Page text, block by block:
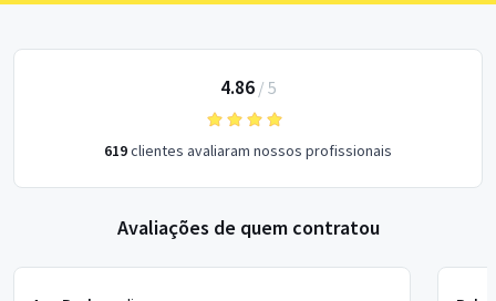
4.86/ 5
619clientes avaliaram nossos profissionais
Avaliações de quem contratou